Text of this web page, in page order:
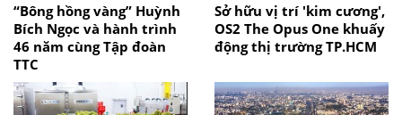
“Bông hồng vàng” Huỳnh
Bích Ngọc và hành trình
46 năm cùng Tập đoàn
TTC
Sở hữu vị trí 'kim cương',
OS2 The Opus One khuấy
động thị trường TP.HCM